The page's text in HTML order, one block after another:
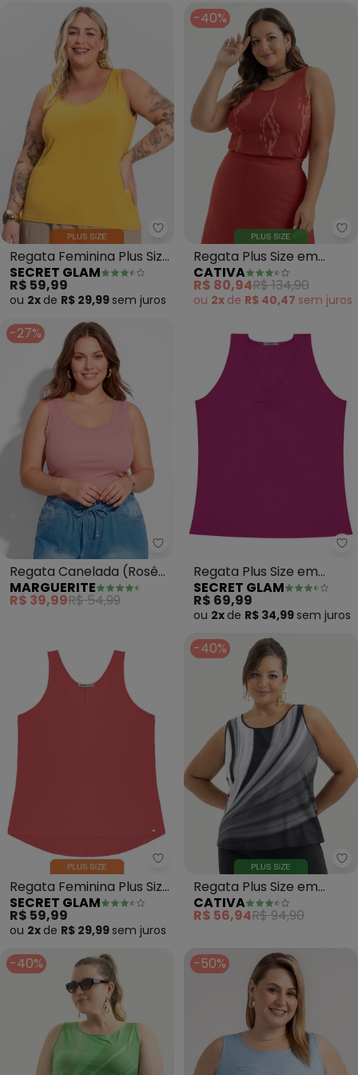
Secret Glam - Regata
Regata Feminina Plus Size
(Amarelo)
SECRET GLAM
R$ 59,99
ou 2x de R$ 29,99 sem juros
-40%
Regata Plus Size em
Viscose (Vermelho)
CATIVA
R$ 80,94R$ 134,90
ou 2x de R$ 40,47 sem juros
-27%
Marguerite - Regata Canelada
Regata Canelada (Rosê)
Plus Size Marguerite
MARGUERITE
R$ 39,99R$ 54,99
Regata Plus Size em
Ribana Canelada (Roxo)
SECRET GLAM
R$ 69,99
ou 2x de R$ 34,99 sem juros
Secret Glam - Regata Feminina
Regata Feminina Plus Size
(Laranja)
SECRET GLAM
R$ 59,99
ou 2x de R$ 29,99 sem juros
-40%
Regata Plus Size em
Misturinha (Preto)
CATIVA
R$ 56,94R$ 94,90
-40% -50%